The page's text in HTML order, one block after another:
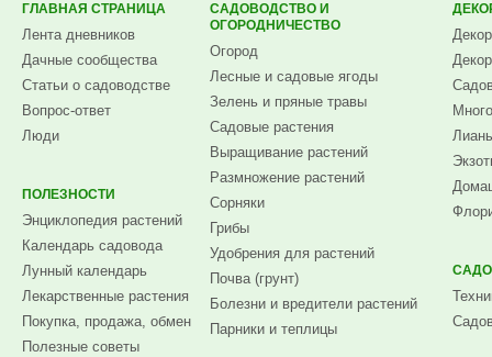
ГЛАВНАЯ СТРАНИЦА
Лента дневников
Дачные сообщества
Статьи о садоводстве
Вопрос-ответ
Люди
ПОЛЕЗНОСТИ
Энциклопедия растений
Календарь садовода
Лунный календарь
Лекарственные растения
Покупка, продажа, обмен
Полезные советы
САДОВОДСТВО И
ОГОРОДНИЧЕСТВО
Огород
Лесные и садовые ягоды
Зелень и пряные травы
Садовые растения
Выращивание растений
Размножение растений
Сорняки
Грибы
Удобрения для растений
Почва (грунт)
Болезни и вредители растений
Парники и теплицы